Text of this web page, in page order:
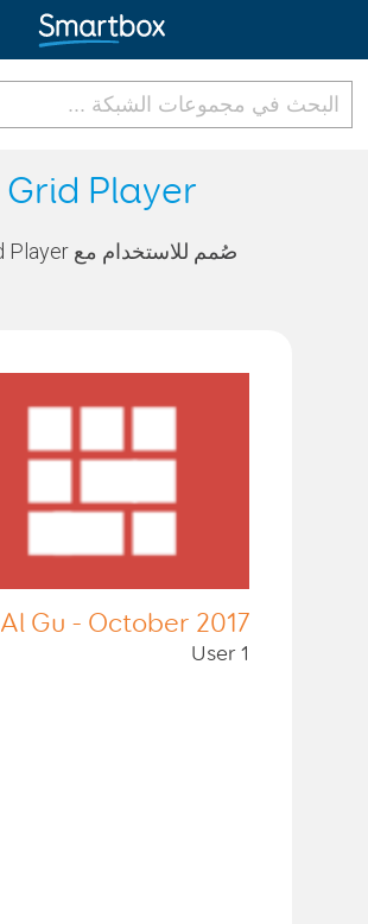
Online Grids
تسجيل الدخول
Grid Player
صُمم للاستخدام مع Grid Player
Al Gu - October 2017
User 1